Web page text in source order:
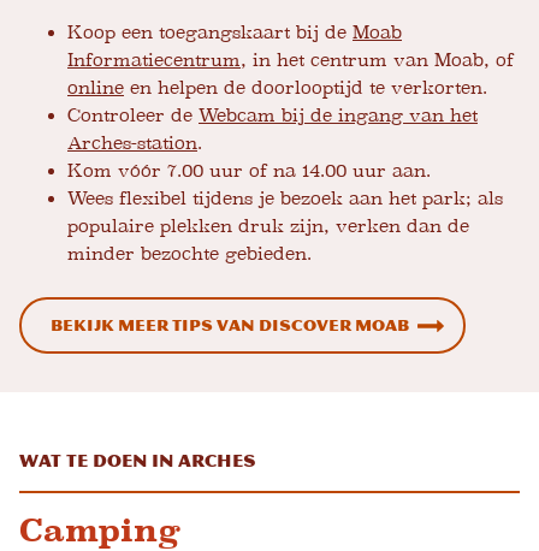
Koop een toegangskaart bij de Moab
Informatiecentrum, in het centrum van Moab, of
online en helpen de doorlooptijd te verkorten.
Controleer de Webcam bij de ingang van het
Arches-station.
Kom vóór 7.00 uur of na 14.00 uur aan.
Wees flexibel tijdens je bezoek aan het park; als
populaire plekken druk zijn, verken dan de
minder bezochte gebieden.
Bekijk meer tips van Discover Moab
Wat te doen in Arches
Camping